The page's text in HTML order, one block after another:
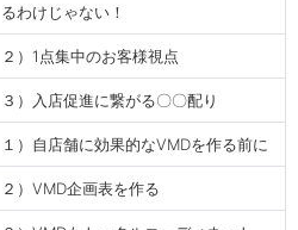
るわけじゃない！
２）1点集中のお客様視点
３）入店促進に繋がる〇〇配り
１）自店舗に効果的なVMDを作る前に
２）VMD企画表を作る